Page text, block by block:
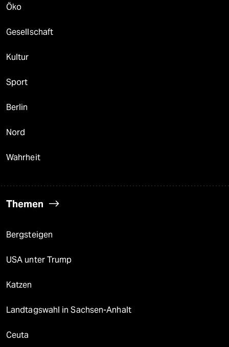
Öko
Gesellschaft
Kultur
Sport
Berlin
Nord
Wahrheit
Themen
Bergsteigen
USA unter Trump
Katzen
Landtagswahl in Sachsen-Anhalt
Ceuta